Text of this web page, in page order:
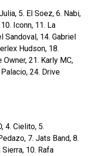
5. El Soez, 6. Nabi,
Iconn, 11. La
Sandoval, 14. Gabriel
Hudson, 18.
Owner, 21. Karly MC,
24. Drive
4. Cielito, 5.
7. Jats Band, 8.
10. Rafa